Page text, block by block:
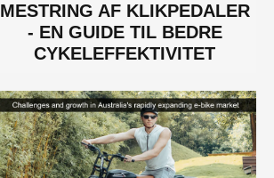
MESTRING AF KLIKPEDALER
- EN GUIDE TIL BEDRE
CYKELEFFEKTIVITET